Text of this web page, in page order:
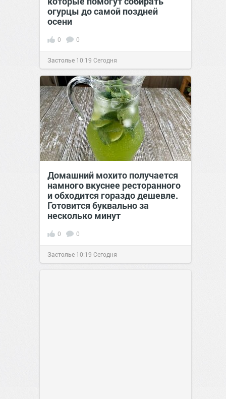
огурцы до самой поздней
осени
0 0
Застолье 10:19 Сегодня
Домашний мохито получается
намного вкуснее ресторанного
и обходится гораздо дешевле.
Готовится буквально за
несколько минут
0 0
Застолье 10:19 Сегодня